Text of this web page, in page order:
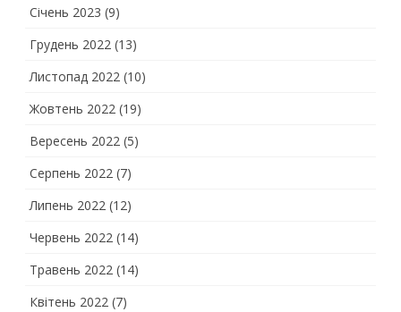
Січень 2023 (9)
Грудень 2022 (13)
Листопад 2022 (10)
Жовтень 2022 (19)
Вересень 2022 (5)
Серпень 2022 (7)
Липень 2022 (12)
Червень 2022 (14)
Травень 2022 (14)
Квітень 2022 (7)